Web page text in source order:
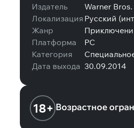
Издатель
Warner
Локализация Русский
Жанр
Платформа
PC
Категория
Дата выхода 30.09.2014
18+ Возрастное